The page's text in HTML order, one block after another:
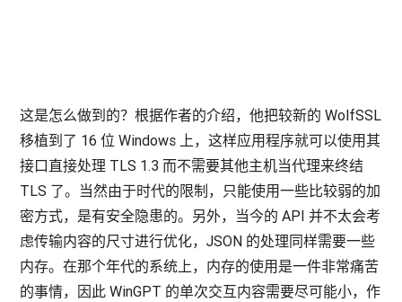
这是怎么做到的？根据作者的介绍，他把较新的 WolfSSL
移植到了 16 位 Windows 上，这样应用程序就可以使用其
接口直接处理 TLS 1.3 而不需要其他主机当代理来终结
TLS 了。当然由于时代的限制，只能使用一些比较弱的加
密方式，是有安全隐患的。另外，当今的 API 并不太会考
虑传输内容的尺寸进行优化，JSON 的处理同样需要一些
内存。在那个年代的系统上，内存的使用是一件非常痛苦
的事情，因此 WinGPT 的单次交互内容需要尽可能小，作